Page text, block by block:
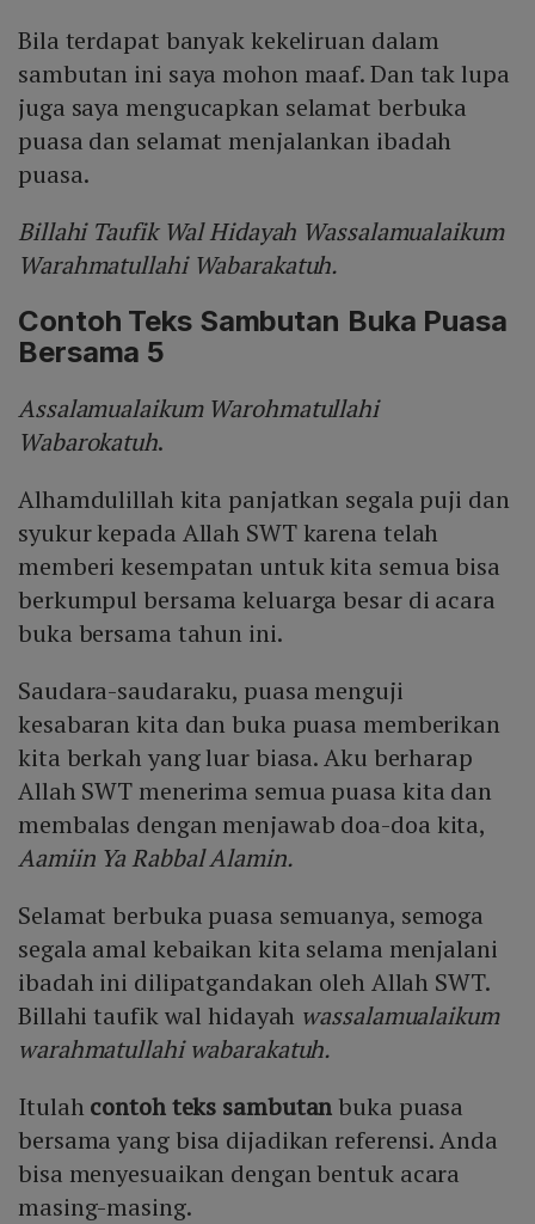
Bila terdapat banyak kekeliruan dalam
sambutan ini saya mohon maaf. Dan tak lupa
juga saya mengucapkan selamat berbuka
puasa dan selamat menjalankan ibadah
puasa.
Billahi Taufik Wal Hidayah Wassalamualaikum
Warahmatullahi Wabarakatuh.
Contoh Teks Sambutan Buka Puasa
Bersama 5
Assalamualaikum Warohmatullahi
Wabarokatuh.
Alhamdulillah kita panjatkan segala puji dan
syukur kepada Allah SWT karena telah
memberi kesempatan untuk kita semua bisa
berkumpul bersama keluarga besar di acara
buka bersama tahun ini.
Saudara-saudaraku, puasa menguji
kesabaran kita dan buka puasa memberikan
kita berkah yang luar biasa. Aku berharap
Allah SWT menerima semua puasa kita dan
membalas dengan menjawab doa-doa kita,
Aamiin Ya Rabbal Alamin.
Selamat berbuka puasa semuanya, semoga
segala amal kebaikan kita selama menjalani
ibadah ini dilipatgandakan oleh Allah SWT.
Billahi taufik wal hidayah wassalamualaikum
warahmatullahi wabarakatuh.
Itulah contoh teks sambutanbuka puasa
bersama yang bisa dijadikan referensi. Anda
bisa menyesuaikan dengan bentuk acara
masing-masing.